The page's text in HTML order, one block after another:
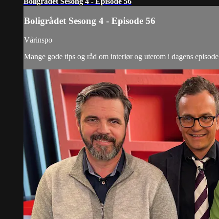
Boligrådet Sesong 4 - Episode 56
Vårinspo
Mange gode tips og råd om interiør og uterom i dagens